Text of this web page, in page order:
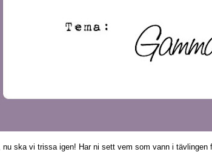
nu ska vi trissa igen! Har ni sett vem som vann i tävlingen